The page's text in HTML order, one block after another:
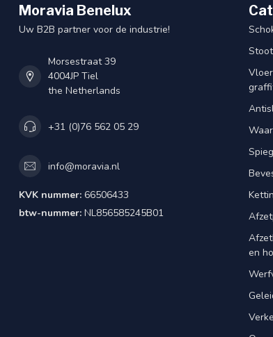
Moravia Benelux
Uw B2B partner voor de industrie!
Morsestraat 39
4004JP Tiel
the Netherlands
+31 (0)76 562 05 29
info@moravia.nl
KVK nummer: 66506433
btw-nummer: NL856585245B01
en